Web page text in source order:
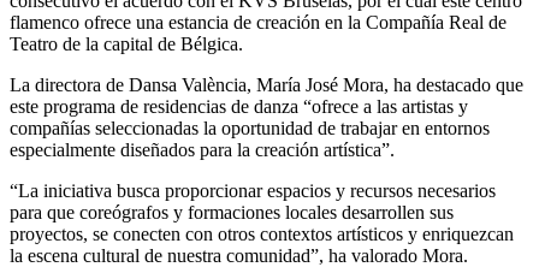
flamenco ofrece una estancia de creación en la Compañía Real de
Teatro de la capital de Bélgica.
La directora de Dansa València, María José Mora, ha destacado que
este programa de residencias de danza “ofrece a las artistas y
compañías seleccionadas la oportunidad de trabajar en entornos
especialmente diseñados para la creación artística”.
“La iniciativa busca proporcionar espacios y recursos necesarios
para que coreógrafos y formaciones locales desarrollen sus
proyectos, se conecten con otros contextos artísticos y enriquezcan
la escena cultural de nuestra comunidad”, ha valorado Mora.